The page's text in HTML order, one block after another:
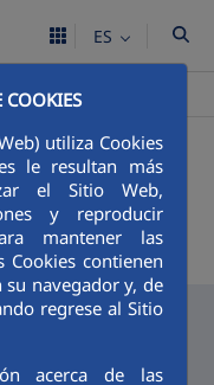
utiliza Cookies
le resultan más
el Sitio Web,
y reproducir
mantener las
Cookies contienen
navegador y, de
regrese al Sitio
acerca de las
ES
+ Buscador
de
de 1.000